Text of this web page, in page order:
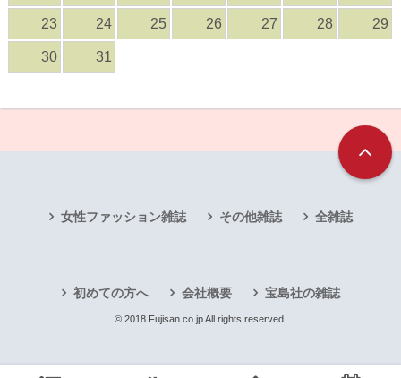
23 24 25 26 27 28 29
30 31
女性ファッション雑誌 その他雑誌 全雑誌
初めての方へ 会社概要 宝島社の雑誌
© 2018 Fujisan.co.jp All rights reserved.